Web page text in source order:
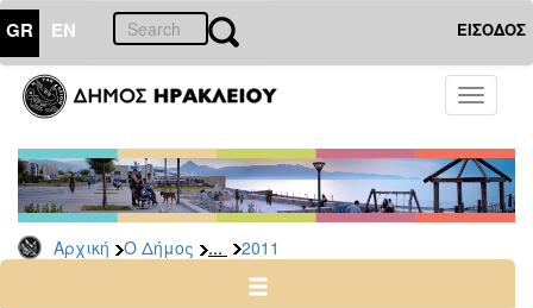
GR EN ΕΙΣΟΔΟΣ
Toggle
Αρχική Ο Δήμος ... 2011
ΔΗΜΟΣ
Δελτία
Τύπου
Αρχείο
2026